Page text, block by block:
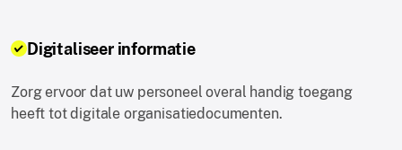
Digitaliseer informatie
Zorg ervoor dat uw personeel overal handig toegang
heeft tot digitale organisatiedocumenten.